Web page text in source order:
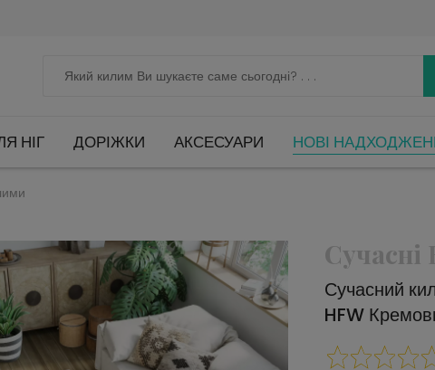
НІГ ДОРІЖКИ АКСЕСУАРИ НОВІ
Сучасний
HFW